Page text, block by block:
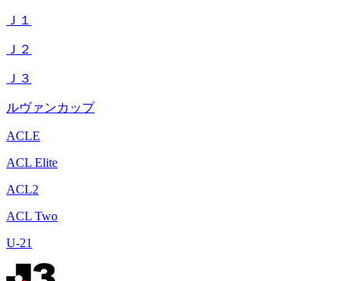
Ｊ１
Ｊ２
Ｊ３
ルヴァンカップ
ACLE
ACL Elite
ACL2
ACL Two
U-21